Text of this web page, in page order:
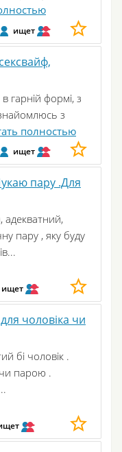
ищет
гарній формі, з
з
полностью
ищет
пару .Для
пару , яку буду
ищет
чоловіка чи
бі чоловік .
чи парою .